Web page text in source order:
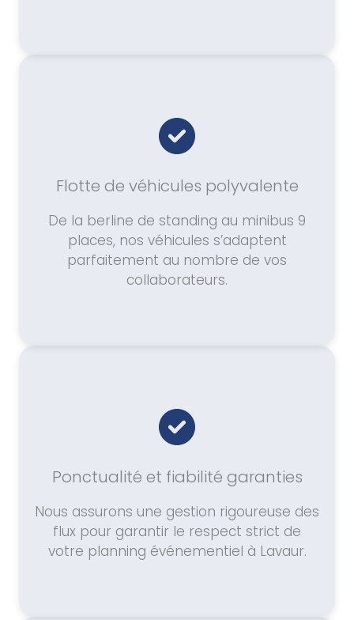
Flotte de véhicules polyvalente
De la berline de standing au minibus 9
places, nos véhicules s’adaptent
parfaitement au nombre de vos
collaborateurs.
Ponctualité et fiabilité garanties
Nous assurons une gestion rigoureuse des
flux pour garantir le respect strict de
votre planning événementiel à Lavaur.